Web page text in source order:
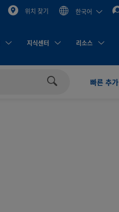
위치 찾기 한국어
지식센터 리소스
빠른 추가